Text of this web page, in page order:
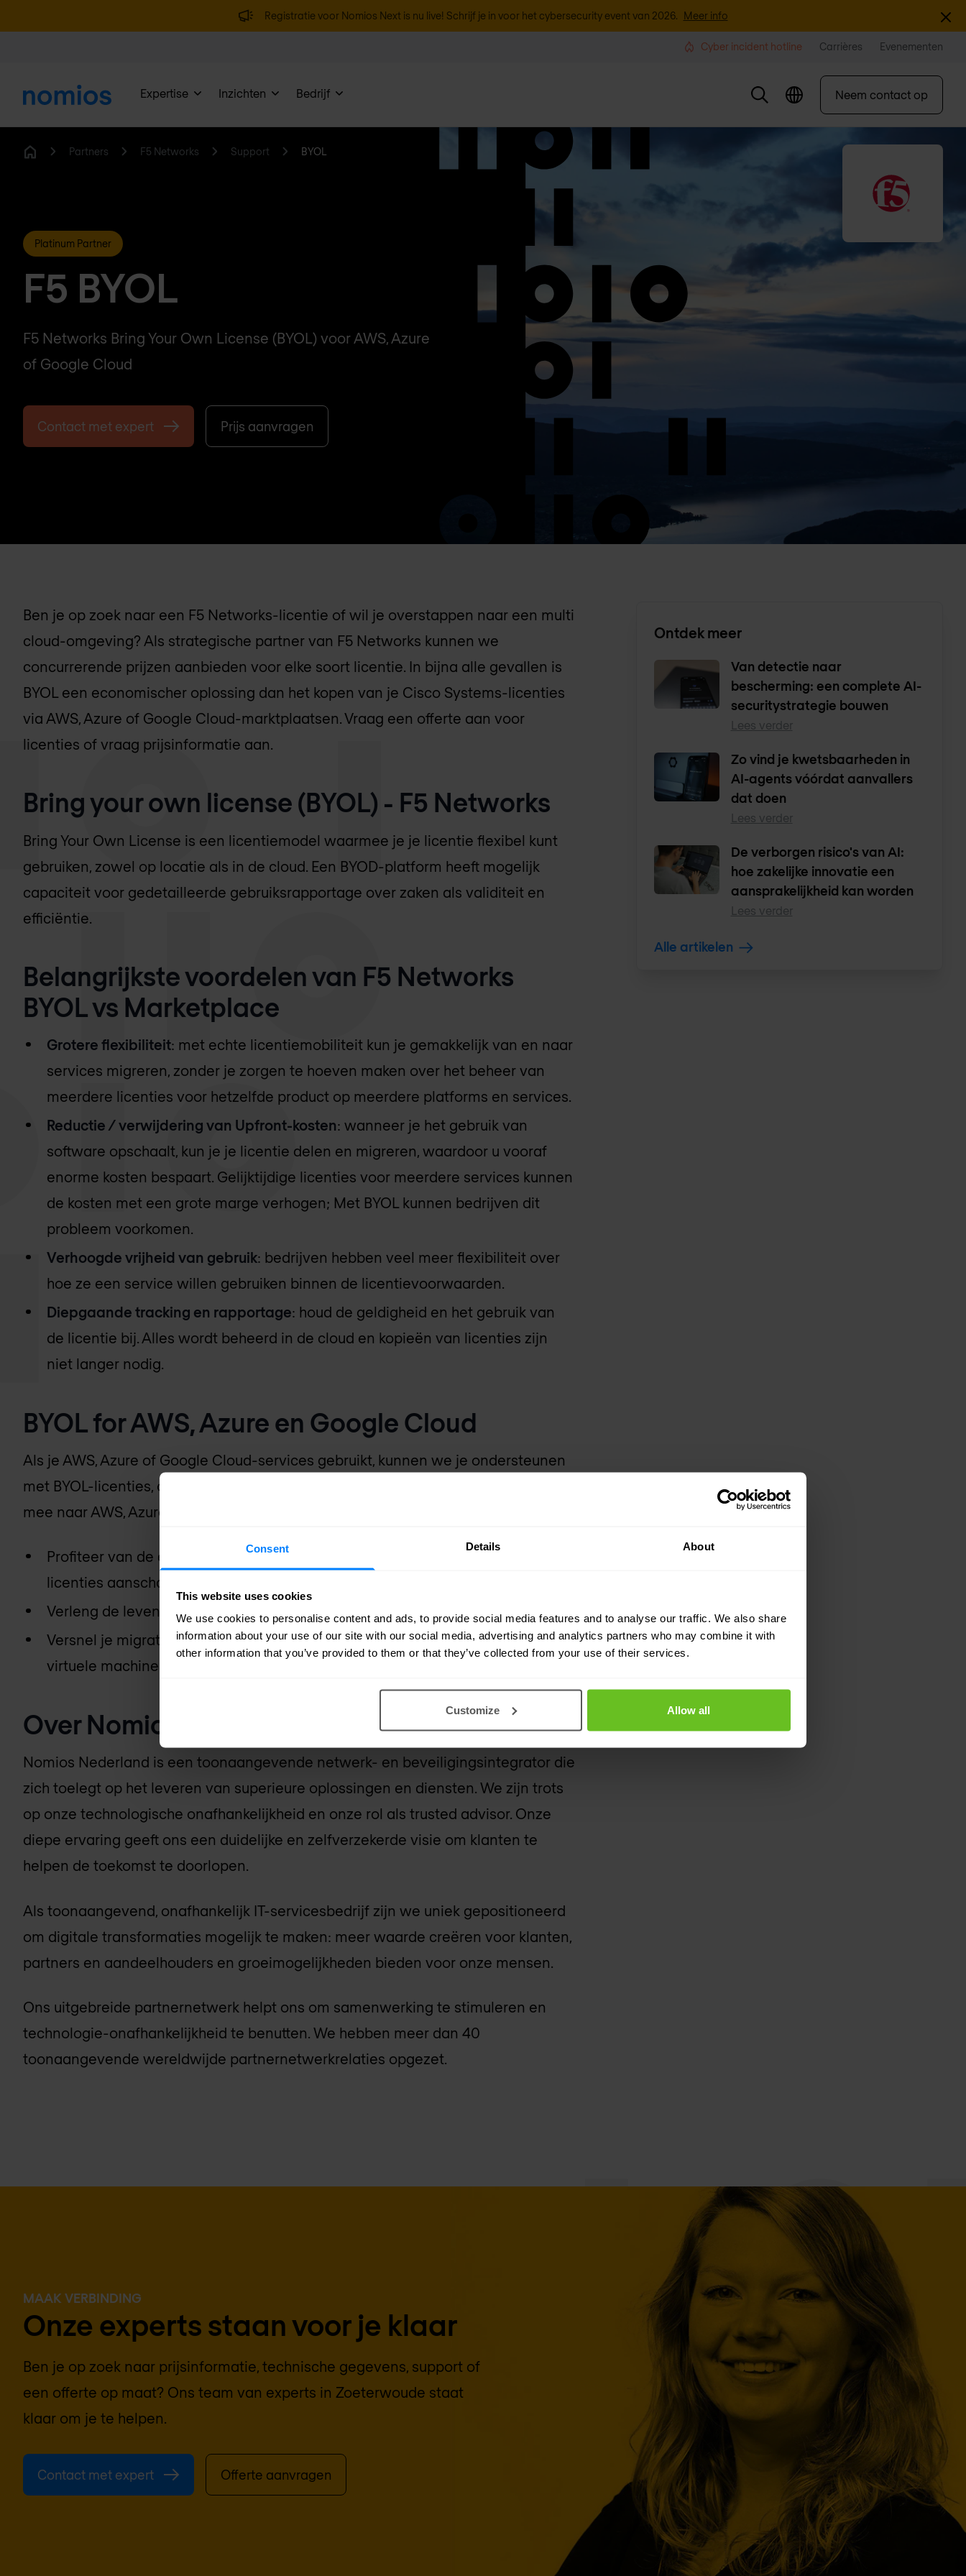
Consent Details About
This website uses cookies
We use cookies to personalise content and ads, to provide social media features and to analyse our traffic. We also share
information about your use of our site with our social media, advertising and analytics partners who may combine it with
other information that you’ve provided to them or that they’ve collected from your use of their services.
Customize Allow all
Registratie voor Nomios Next is nu live! Schrijf je in voor het cybersecurity event van 2026. Meer info
Cyber incident hotline Carrières Evenementen
Expertise Inzichten Bedrijf Neem contact op
Partners F5 Networks Support BYOL
Platinum Partner
F5 BYOL
F5 Networks Bring Your Own License (BYOL) voor AWS, Azure
of Google Cloud
Contact met expert Prijs aanvragen
Ben je op zoek naar een F5 Networks-licentie of wil je overstappen naar een multi
cloud-omgeving? Als strategische partner van F5 Networks kunnen we
concurrerende prijzen aanbieden voor elke soort licentie. In bijna alle gevallen is
BYOL een economischer oplossing dan het kopen van je Cisco Systems-licenties
via AWS, Azure of Google Cloud-marktplaatsen. Vraag een offerte aan voor
licenties of vraag prijsinformatie aan.
Bring your own license (BYOL) - F5 Networks
Bring Your Own License is een licentiemodel waarmee je je licentie flexibel kunt
gebruiken, zowel op locatie als in de cloud. Een BYOD-platform heeft mogelijk
capaciteit voor gedetailleerde gebruiksrapportage over zaken als validiteit en
efficiëntie.
Belangrijkste voordelen van F5 Networks
BYOL vs Marketplace
Grotere flexibiliteit: met echte licentiemobiliteit kun je gemakkelijk van en naar
services migreren, zonder je zorgen te hoeven maken over het beheer van
meerdere licenties voor hetzelfde product op meerdere platforms en services.
Reductie / verwijdering van Upfront-kosten: wanneer je het gebruik van
software opschaalt, kun je je licentie delen en migreren, waardoor u vooraf
enorme kosten bespaart. Gelijktijdige licenties voor meerdere services kunnen
de kosten met een grote marge verhogen; Met BYOL kunnen bedrijven dit
probleem voorkomen.
Verhoogde vrijheid van gebruik: bedrijven hebben veel meer flexibiliteit over
hoe ze een service willen gebruiken binnen de licentievoorwaarden.
Diepgaande tracking en rapportage: houd de geldigheid en het gebruik van
de licentie bij. Alles wordt beheerd in de cloud en kopieën van licenties zijn
niet langer nodig.
BYOL for AWS, Azure en Google Cloud
Als je AWS, Azure of Google Cloud-services gebruikt, kunnen we je ondersteunen
met BYOL-licenties, ontwerp, onderhoud en nog veel meer. Neem je eigen licentie
mee naar AWS, Azure of Google Cloud en bespaar op licentiekosten.
Profiteer van de efficiëntie van de cloud terwijl je nog steeds eeuwigdurende
licenties aanschaft
Verleng de levenscyclus van je software zonder extra hardwarekosten
Versnel je migratie naar de cloud met behulp van bestaande afbeeldingen van
virtuele machines
OverNomios Nederland
Nomios Nederland is een toonaangevende netwerk- en beveiligingsintegrator die
zich toelegt op het leveren van superieure oplossingen en diensten. We zijn trots
op onze technologische onafhankelijkheid en onze rol als trusted advisor. Onze
diepe ervaring geeft ons een duidelijke en zelfverzekerde visie om klanten te
helpen de toekomst te doorlopen.
Als toonaangevend, onafhankelijk IT-servicesbedrijf zijn we uniek gepositioneerd
om digitale transformaties mogelijk te maken: meer waarde creëren voor klanten,
partners en aandeelhouders en groeimogelijkheden bieden voor onze mensen.
Ons uitgebreide partnernetwerk helpt ons om samenwerking te stimuleren en
technologie-onafhankelijkheid te benutten. We hebben meer dan 40
toonaangevende wereldwijde partnernetwerkrelaties opgezet.
Ontdek meer
Van detectie naar
bescherming: een complete AI-
securitystrategie bouwen
Lees verder
Zo vind je kwetsbaarheden in
AI-agents vóórdat aanvallers
dat doen
Lees verder
De verborgen risico's van AI:
hoe zakelijke innovatie een
aansprakelijkheid kan worden
Lees verder
Alle artikelen
MAAK VERBINDING
Onze experts staan voor je klaar
Ben je op zoek naar prijsinformatie, technische gegevens, support of
een offerte op maat? Ons team van experts in Zoeterwoude staat
klaar om je te helpen.
Contact met expert Offerte aanvragen